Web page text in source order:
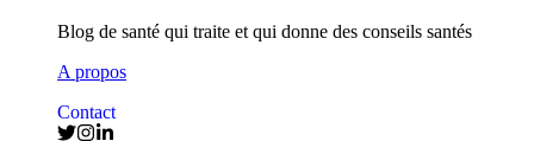
Blog de santé qui traite et qui donne des conseils santés
A propos
Contact